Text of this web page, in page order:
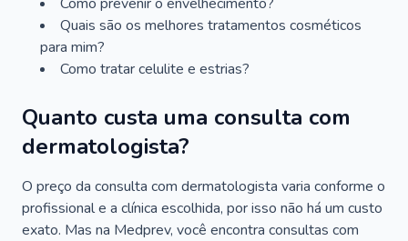
Quais são os melhores tratamentos cosméticos
para mim?
Como tratar celulite e estrias?
Quanto custa uma consulta com
dermatologista?
O preço da consulta com dermatologista varia conforme o
profissional e a clínica escolhida, por isso não há um custo
exato. Mas na Medprev, você encontra consultas com